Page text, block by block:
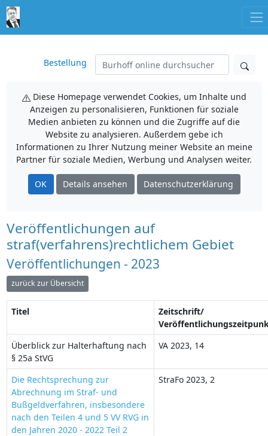
Bestellung
Diese Homepage verwendet Cookies, um Inhalte und
Anzeigen zu personalisieren, Funktionen für soziale
Medien anbieten zu können und die Zugriffe auf die
Website zu analysieren. Außerdem gebe ich
Informationen zu Ihrer Nutzung meiner Website an meine
Partner für soziale Medien, Werbung und Analysen weiter.
OK Details ansehen Datenschutzerklärung
Veröffentlichungen auf
straf(verfahrens)rechtlichem Gebiet
Veröffentlichungen - 2023
zurück zur Übersicht
Titel
Zeitschrift/
Überblick zur Halterhaftung nach
§ 25a StVG
VA 2023, 14
Die Rechtsprechung zur
Abrechnung im Straf- und
Bußgeldverfahren, insbesondere
nach den Teilen 4 und 5 VV RVG in
den Jahren 2020 - 2022 Teil 2
StraFo 2023, 2